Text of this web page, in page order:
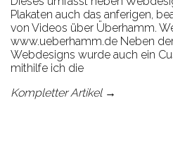
Plakaten auch das anferigen,
von Videos über Überhamm.
www.ueberhamm.de Neben
Webdesigns wurde auch ein
mithilfe ich die
Kompletter Artikel →